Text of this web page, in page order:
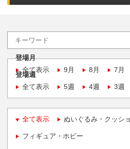
登場月
全て表示
9月 8月 7月
登場週
全て表示
5週 4週 3週
全て表示 ぬいぐるみ・クッシ
フィギュア・ホビー